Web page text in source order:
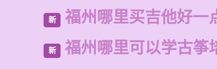
新 福州哪里买吉他好一
新 福州哪里可以学古筝